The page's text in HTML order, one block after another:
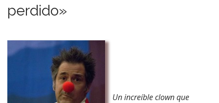
perdido»
Un increíble clown que